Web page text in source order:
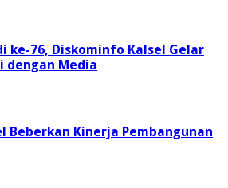
ke-76, Diskominfo Kalsel Gelar
dengan Media
Beberkan Kinerja Pembangunan